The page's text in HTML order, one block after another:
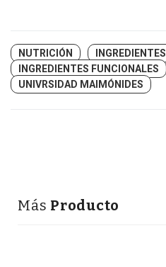
NUTRICIÓN INGREDIENTES
INGREDIENTES FUNCIONALES
UNIVRSIDAD MAIMÓNIDES
Más Producto